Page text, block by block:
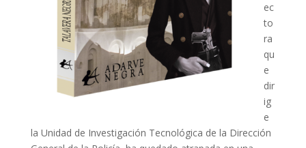
ec
to
ra
qu
e
dir
ig
e
la Unidad de Investigación Tecnológica de la Dirección